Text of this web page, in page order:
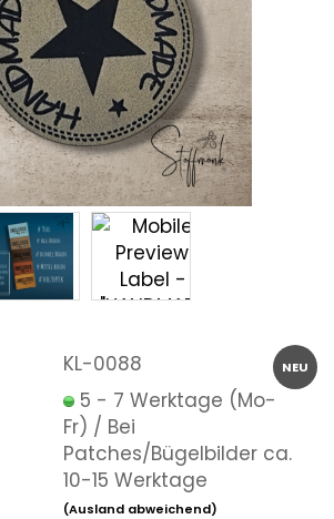
NEU
KL-0088
5 - 7 Werktage (Mo-
Fr) / Bei
Patches/Bügelbilder ca.
10-15 Werktage
(Ausland abweichend)